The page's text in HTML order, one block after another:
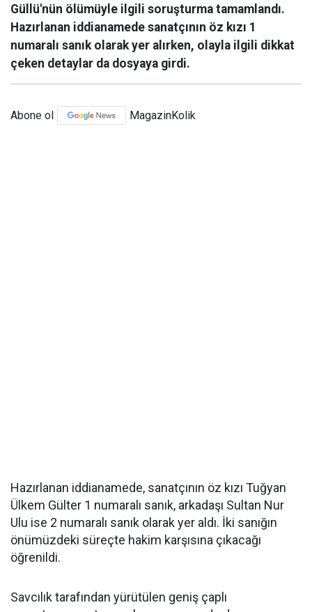
Güllü'nün ölümüyle ilgili soruşturma tamamlandı.
Hazırlanan iddianamede sanatçının öz kızı 1
numaralı sanık olarak yer alırken, olayla ilgili dikkat
çeken detaylar da dosyaya girdi.
Abone ol MagazinKolik
Hazırlanan iddianamede, sanatçının öz kızı Tuğyan
Ülkem Gülter 1 numaralı sanık, arkadaşı Sultan Nur
Ulu ise 2 numaralı sanık olarak yer aldı. İki sanığın
önümüzdeki süreçte hakim karşısına çıkacağı
öğrenildi.
Savcılık tarafından yürütülen geniş çaplı